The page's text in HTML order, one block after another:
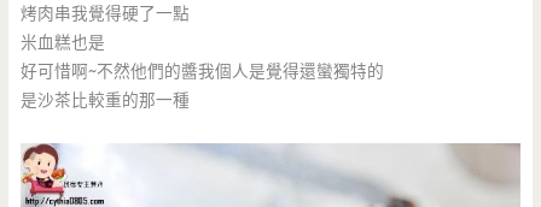
烤肉串我覺得硬了一點
米血糕也是
好可惜啊~不然他們的醬我個人是覺得還蠻獨特的
是沙茶比較重的那一種